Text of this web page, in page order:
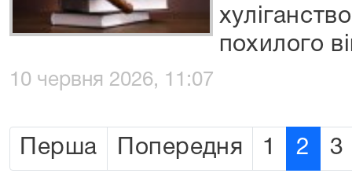
похилого
10 червня 2026, 11:07
Перша Попередня 1 2 3